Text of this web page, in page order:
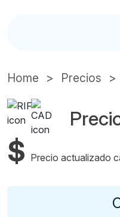
Home Precios
$ Precio actualizado